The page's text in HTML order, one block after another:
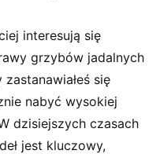
interesują się
grzybów jadalnych
się
nabyć wysokiej
dzisiejszych czasach
jest kluczowy,